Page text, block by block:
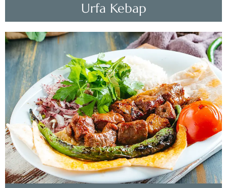
Urfa Kebap